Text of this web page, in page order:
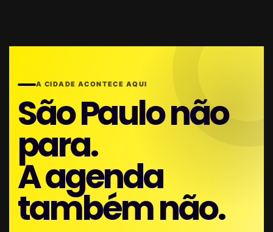
A CIDADE ACONTECE AQUI
São Paulo não
para.
A agenda
também não.